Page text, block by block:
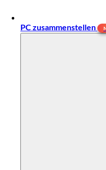
PC zusammenstellen